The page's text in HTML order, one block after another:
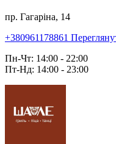
пр. Гагаріна, 14
+380961178861
Пн-Чт: 14:00 - 22:00
Пт-Нд: 14:00 - 23:00